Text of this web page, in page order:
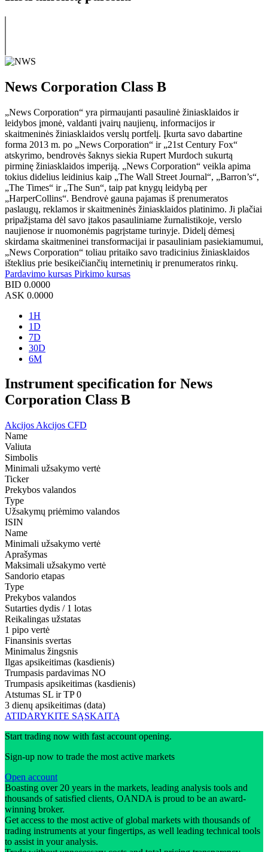
News Corporation Class B
„News Corporation“ yra pirmaujanti pasaulinė žiniasklaidos ir
leidybos įmonė, valdanti įvairų naujienų, informacijos ir
skaitmeninės žiniasklaidos verslų portfelį. Įkurta savo dabartine
forma 2013 m. po „News Corporation“ ir „21st Century Fox“
atskyrimo, bendrovės šaknys siekia Rupert Murdoch sukurtą
pirminę žiniasklaidos imperiją. „News Corporation“ veikla apima
tokius didelius leidinius kaip „The Wall Street Journal“, „Barron’s“,
„The Times“ ir „The Sun“, taip pat knygų leidybą per
„HarperCollins“. Bendrovė gauna pajamas iš prenumeratos
paslaugų, reklamos ir skaitmeninės žiniasklaidos platinimo. Ji plačiai
pripažįstama dėl savo įtakos pasauliniame žurnalistikoje, verslo
naujienose ir nuomonėmis pagrįstame turinyje. Didelį dėmesį
skirdama skaitmeninei transformacijai ir pasauliniam pasiekiamumui,
„News Corporation“ toliau pritaiko savo tradicinius žiniasklaidos
išteklius prie besikeičiančių internetinių ir prenumeratos rinkų.
Pardavimo kursas Pirkimo kursas
BID 0.0000
ASK 0.0000
1H
1D
7D
30D
6M
Instrument specification for News
Corporation Class B
Akcijos Akcijos CFD
Name
Valiuta
Simbolis
Minimali užsakymo vertė
Ticker
Prekybos valandos
Type
Užsakymų priėmimo valandos
ISIN
Name
Minimali užsakymo vertė
Aprašymas
Maksimali užsakymo vertė
Sandorio etapas
Type
Prekybos valandos
Sutarties dydis / 1 lotas
Reikalingas užstatas
1 pipo vertė
Finansinis svertas
Minimalus žingsnis
Ilgas apsikeitimas (kasdienis)
Trumpasis pardavimas NO
Trumpasis apsikeitimas (kasdienis)
Atstumas SL ir TP 0
3 dienų apsikeitimas (data)
ATIDARYKITE SĄSKAITĄ
Start trading now with fast account opening.
Sign-up now to trade the most active markets
Open account
Boasting over 20 years in the markets, leading analysis tools and
thousands of satisfied clients, OANDA is proud to be an award-
winning broker.
Get access to the most active of global markets with thousands of
trading instruments at your fingertips, as well leading technical tools
to assist in your analysis.